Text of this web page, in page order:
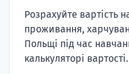
Розрахуйте вартість
проживання,
Польщі під час
калькуляторі вартості.